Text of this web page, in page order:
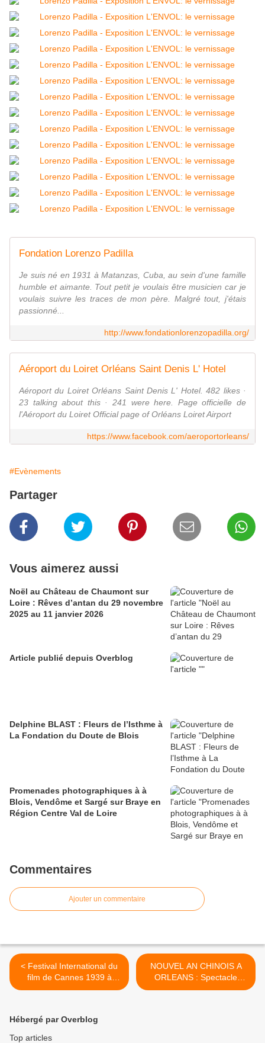
Fondation Lorenzo Padilla
Je suis né en 1931 à Matanzas, Cuba, au sein d'une famille
humble et aimante. Tout petit je voulais être musicien car je
voulais suivre les traces de mon père. Malgré tout, j'étais
passionné...
http://www.fondationlorenzopadilla.org/
Aéroport du Loiret Orléans Saint Denis L' Hotel
Aéroport du Loiret Orléans Saint Denis L' Hotel. 482 likes ·
23 talking about this · 241 were here. Page officielle de
l'Aéroport du Loiret Official page of Orléans Loiret Airport
https://www.facebook.com/aeroportorleans/
#Evènements
Partager
Vous aimerez aussi
Noël au Château de Chaumont sur
Loire : Rêves d’antan du 29 novembre
2025 au 11 janvier 2026
Article publié depuis Overblog
Delphine BLAST : Fleurs de l’Isthme à
La Fondation du Doute de Blois
Promenades photographiques à à
Blois, Vendôme et Sargé sur Braye en
Région Centre Val de Loire
Commentaires
Ajouter un commentaire
< Festival International du
film de Cannes 1939 à
Orléans : le tapis rouge
NOUVEL AN CHINOIS A
ORLEANS : Spectacle
Place du Martroi >
Hébergé par Overblog
Top articles